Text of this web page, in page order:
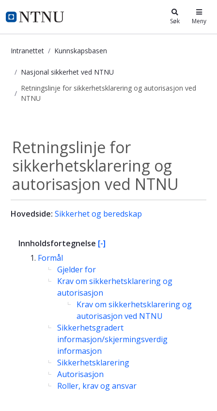
i.ntnu.no Søk Meny
Intranettet Kunnskapsbasen
Nasjonal sikkerhet ved NTNU
Retningslinje for sikkerhetsklarering og autorisasjon ved
NTNU
Retningslinje for
sikkerhetsklarering og
autorisasjon ved NTNU
Hovedside: Sikkerhet og beredskap
Innholdsfortegnelse [-]
Formål
Gjelder for
Krav om sikkerhetsklarering og
autorisasjon
Krav om sikkerhetsklarering og
autorisasjon ved NTNU
Sikkerhetsgradert
informasjon/skjermingsverdig
informasjon
Sikkerhetsklarering
Autorisasjon
Roller, krav og ansvar